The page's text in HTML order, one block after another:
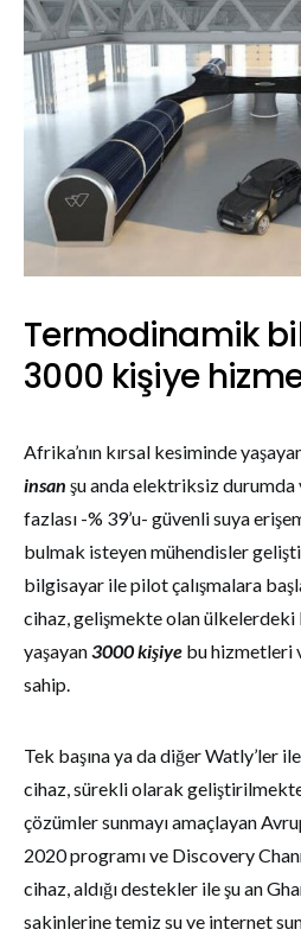
Termodinamik
3000 kişiye
Afrika’nın kırsal kesiminde
insan şu anda elektriksiz durumda
fazlası -% 39’u- güvenli suya
bulmak isteyen mühendisler
bilgisayar ile pilot çalışmalara
cihaz, gelişmekte olan
yaşayan3000 kişiye bu hizmetleri
sahip.
Tek başına ya da diğer Watly’ler
cihaz, sürekli olarak
çözümler sunmayı amaçlayan
2020 programı ve Discovery
cihaz, aldığı destekler ile şu an
sakinlerine temiz su ve internet